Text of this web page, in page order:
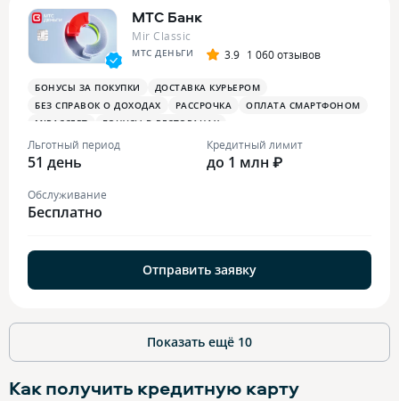
МТС Банк
Mir Classic
МТС ДЕНЬГИ 3.9 1 060 отзывов
БОНУСЫ ЗА ПОКУПКИ
ДОСТАВКА КУРЬЕРОМ
БЕЗ СПРАВОК О ДОХОДАХ
РАССРОЧКА
ОПЛАТА СМАРТФОНОМ
MIRACCEPT
БОНУСЫ В РЕСТОРАНАХ
Льготный период
51 день
Кредитный лимит
до 1 млн ₽
Обслуживание
Бесплатно
Отправить заявку
Показать ещё 10
Как получить кредитную карту